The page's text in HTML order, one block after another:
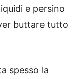
e persino
buttare tutto
spesso la